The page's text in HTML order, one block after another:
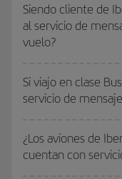
Siendo cliente de
al servicio de
vuelo?
Si viajo en clase
servicio de
¿Los aviones de
cuentan con